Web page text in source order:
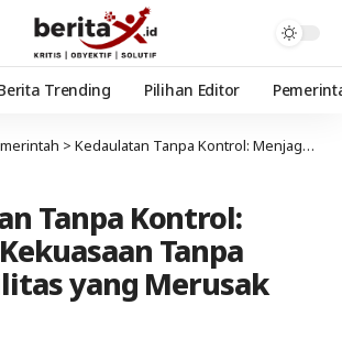
Trending Pilihan Editor
> Kedaulatan Tanpa Kontrol: Menjaga Kekuasaan Tanpa Akuntabilitas yang Merusak Rakyat
Tanpa Kontrol:
Tanpa
yang Merusak